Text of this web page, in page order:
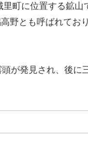
町に位置する鉱
野とも呼ばれてお
が発見され、後